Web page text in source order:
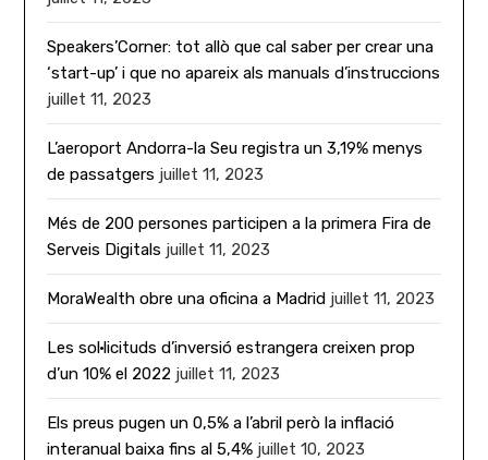
Speakers’Corner: tot allò que cal saber per crear una
‘start-up’ i que no apareix als manuals d’instruccions
juillet 11, 2023
L’aeroport Andorra-la Seu registra un 3,19% menys
de passatgers juillet 11, 2023
Més de 200 persones participen a la primera Fira de
Serveis Digitals juillet 11, 2023
MoraWealth obre una oficina a Madrid juillet 11, 2023
Les sol·licituds d’inversió estrangera creixen prop
d’un 10% el 2022 juillet 11, 2023
Els preus pugen un 0,5% a l’abril però la inflació
interanual baixa fins al 5,4% juillet 10, 2023